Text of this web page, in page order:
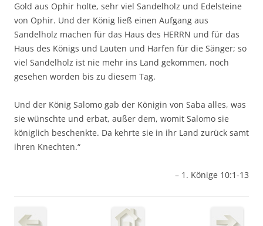
Gold aus Ophir holte, sehr viel Sandelholz und Edelsteine
von Ophir. Und der König ließ einen Aufgang aus
Sandelholz machen für das Haus des HERRN und für das
Haus des Königs und Lauten und Harfen für die Sänger; so
viel Sandelholz ist nie mehr ins Land gekommen, noch
gesehen worden bis zu diesem Tag.
Und der König Salomo gab der Königin von Saba alles, was
sie wünschte und erbat, außer dem, womit Salomo sie
königlich beschenkte. Da kehrte sie in ihr Land zurück samt
ihren Knechten.“
– 1. Könige 10:1-13